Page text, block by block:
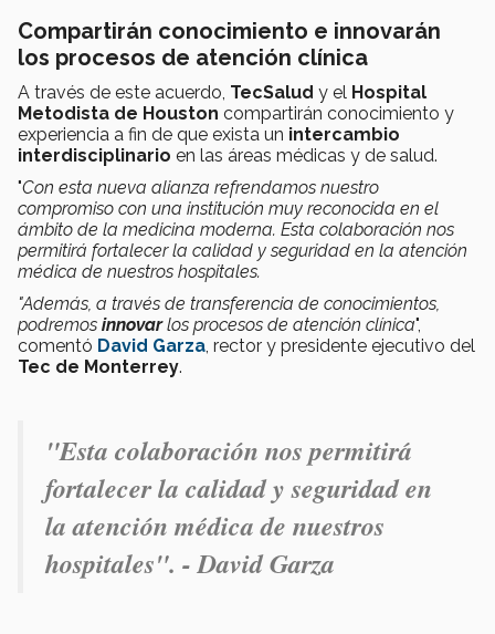
Compartirán conocimiento e innovarán
los procesos de atención clínica
A través de este acuerdo, TecSalud y el Hospital
Metodista de Houston compartirán conocimiento y
experiencia a fin de que exista un intercambio
interdisciplinario en las áreas médicas y de salud.
"Con esta nueva alianza refrendamos nuestro
compromiso con una institución muy reconocida en el
ámbito de la medicina moderna. Esta colaboración nos
permitirá fortalecer la calidad y seguridad en la atención
médica de nuestros hospitales.
"Además, a través de transferencia de conocimientos,
podremos innovarlos procesos de atención clínica",
comentó David Garza, rector y presidente ejecutivo del
Tec de Monterrey.
"Esta colaboración nos permitirá
fortalecer la calidad y seguridad en
la atención médica de nuestros
hospitales". - David Garza